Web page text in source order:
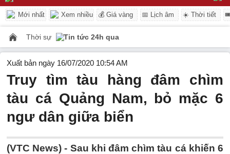
Mới nhất Xem nhiều 💰 Giá vàng 📅 Lịch âm ☀️ Thời tiết
Thời sự Tin tức 24h qua
Xuất bản ngày 16/07/2020 10:54 AM
Truy tìm tàu hàng đâm chìm
tàu cá Quảng Nam, bỏ mặc 6
ngư dân giữa biển
(VTC News) - Sau khi đâm chìm tàu cá khiến 6